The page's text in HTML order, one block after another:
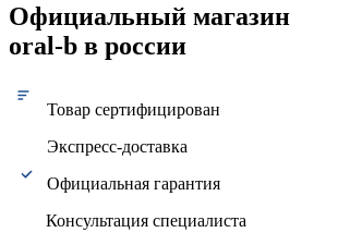
Официальный магазин
oral-b в россии
Товар сертифицирован
Экспресс-доставка
Официальная гарантия
Консультация специалиста